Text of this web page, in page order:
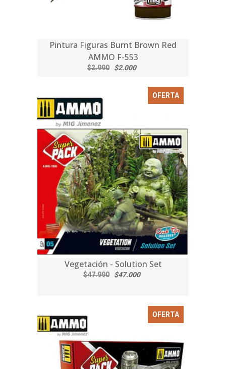
Pintura Figuras Burnt Brown Red
AMMO F-553
$2.990 $2.000
OFERTA
Vegetación - Solution Set
$47.990 $47.000
OFERTA